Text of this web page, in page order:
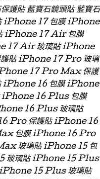
護貼 藍寶石鏡頭貼 藍寶石
iPhone 17 包膜 iPhone
iPhone 17 Air 包膜
17 Air 玻璃貼 iPhone
貼 iPhone 17 Pro 玻璃
17 Pro Max 保護
iPhone 16 包膜 iPhone
iPhone 16 Plus 包膜
16 Plus 玻璃貼
Pro 保護貼 iPhone 16
包膜 iPhone 16 Pro
玻璃貼 iPhone 15 包
玻璃貼 iPhone 15 Plus
15 Plus 玻璃貼